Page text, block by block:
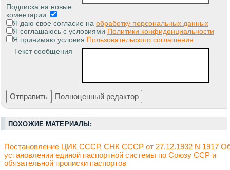
Подписка на новые
коментарии:
Я даю свое согласие на обработку персональных данных
Я соглашаюсь с условиями Политики конфиденциальности
Я принимаю условия Пользовательского соглашения
Текст сообщения
ПОХОЖИЕ МАТЕРИАЛЫ:
Постановление ЦИК СССР, СНК СССР от 27.12.1932 N 1917
установлении единой паспортной системы по Союзу ССР и
обязательной прописки паспортов